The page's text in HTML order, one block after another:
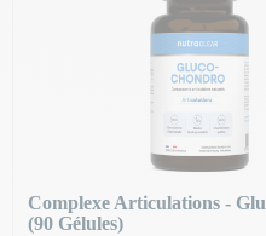
Complexe Articulations -
(90 Gélules)